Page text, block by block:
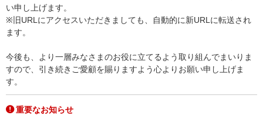
い申し上げます。
※旧URLにアクセスいただきましても、自動的に新URLに転送され
ます。
今後も、より一層みなさまのお役に立てるよう取り組んでまいりま
すので、引き続きご愛顧を賜りますよう心よりお願い申し上げま
す。
重要なお知らせ